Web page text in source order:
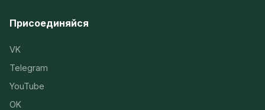
Присоединяйся
VK
Telegram
YouTube
OK